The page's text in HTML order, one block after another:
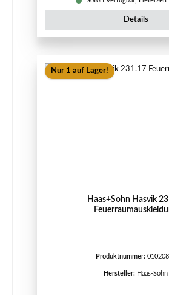
Details
Nur 1 auf Lager!
Haas+Sohn Hasvik
Produktnummer:
Hersteller: Haas-Sohn